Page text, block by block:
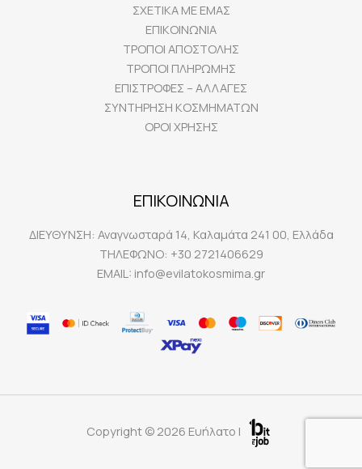
ΣΧΕΤΙΚΑ ΜΕ ΕΜΑΣ
ΕΠΙΚΟΙΝΩΝΙΑ
ΤΡΟΠΟΙ ΑΠΟΣΤΟΛΗΣ
ΤΡΟΠΟΙ ΠΛΗΡΩΜΗΣ
ΕΠΙΣΤΡΟΦΕΣ – ΑΛΛΑΓΕΣ
ΣΥΝΤΗΡΗΣΗ ΚΟΣΜΗΜΑΤΩΝ
ΟΡΟΙ ΧΡΗΣΗΣ
ΕΠΙΚΟΙΝΩΝΙΑ
ΔΙΕΥΘΥΝΣΗ: Αναγνωσταρά 14, Καλαμάτα 241 00, Ελλάδα
ΤΗΛΕΦΩΝΟ: +30 2721406629
EMAIL: info@evilatokosmima.gr
Copyright © 2026 Ευήλατο |